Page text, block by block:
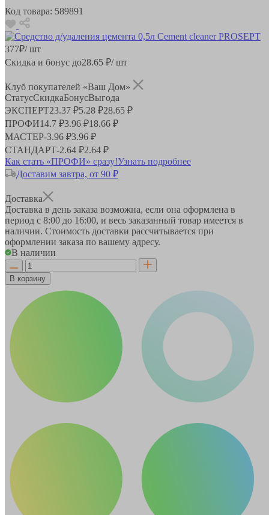
Код товара: 589891
377₽/ шт
Скидка и бонус до28.65 ₽/ шт
Клуб покупателей «Ваш Дом»
СтатусСкидкаБонусВыгода
ЭКСПЕРТ23.37 ₽5.28 ₽28.65 ₽
ПРОФИ14.7 ₽3.96 ₽18.66 ₽
МАСТЕР-3.96 ₽3.96 ₽
СТАНДАРТ-2.64 ₽2.64 ₽
Как стать «ПРОФИ» сразу!Узнать подробнее
Доставим завтра, от 90 ₽
Доставка
Доставка в день заказа возможна, если она оформлена в
период с 8:00 до 16:00, и весь заказанный товар имеется в
наличии. Стоимость доставки рассчитывается при
оформлении заказа по вашему адресу.
В наличии
В корзину